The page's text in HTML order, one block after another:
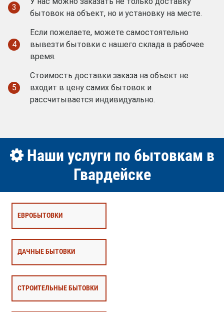
3
бытовок на объект, но и установку на месте.
4
Если пожелаете, можете самостоятельно
вывезти бытовки с нашего склада в рабочее
время.
5
Стоимость доставки заказа на объект не
входит в цену самих бытовок и
рассчитывается индивидуально.
Наши услуги по бытовкам в
Гвардейске
ЕВРОБЫТОВКИ
ДАЧНЫЕ БЫТОВКИ
СТРОИТЕЛЬНЫЕ БЫТОВКИ